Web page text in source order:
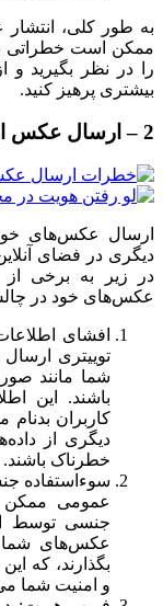
به طور کلی،
ممکن است خطراتی
را در نظر بگیرید و
بیشتری پرهیز کنید.
2 – ارسال عکس از خود
ارسال عکس‌های
دیگری در فضای
در زیر به برخی
عکس‌های خود در
افشای
توییتری
شما مانند
باشند. این
کاربران بدنام
دیگری از
خطرناک باشند.
سوءاستفاده
عمومی ممکن
جنسی توسط
عکس‌های شما
بگذارند، که
و امنیت شما